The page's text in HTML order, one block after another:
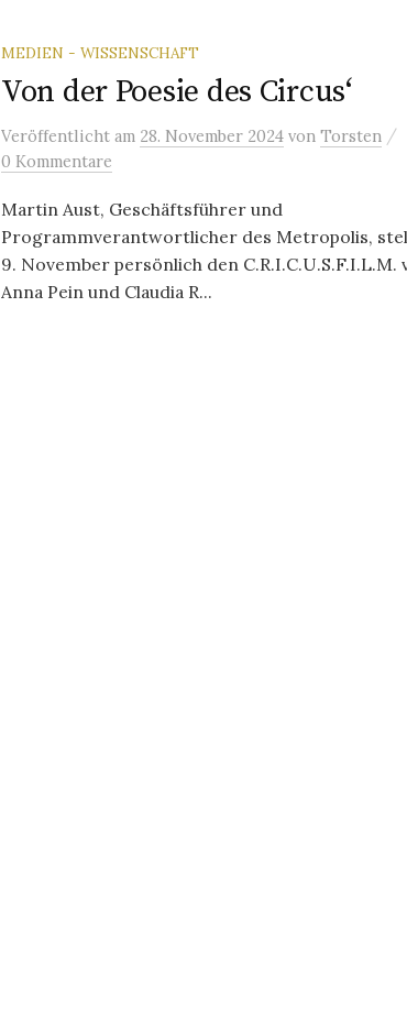
MEDIEN - WISSENSCHAFT
Von der Poesie des Circus‘
Veröffentlicht am 28. November 2024 von Torsten /
0 Kommentare
Martin Aust, Geschäftsführer und
Programmverantwortlicher des Metropolis,
9. November persönlich den C.R.I.C.U.S.F.I.L.M.
Anna Pein und Claudia R...